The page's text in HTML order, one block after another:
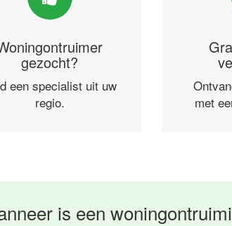
gezocht?
een specialist uit uw
regio.
met
is een